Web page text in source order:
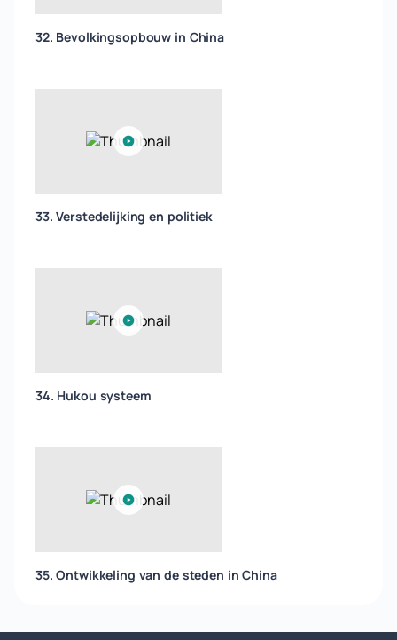
32. Bevolkingsopbouw in China
33. Verstedelijking en politiek
34. Hukou systeem
35. Ontwikkeling van de steden in China